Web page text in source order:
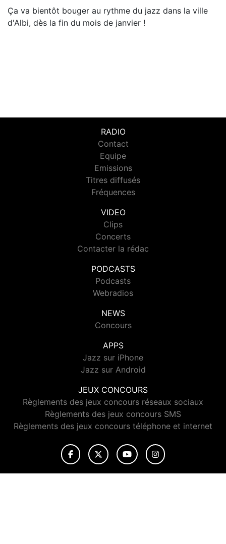
Ça va bientôt bouger au rythme du jazz dans la ville
d'Albi, dès la fin du mois de janvier !
RADIO
Contact
Equipe
Emissions
Titres diffusés
Fréquences
VIDEO
Clips
Concerts
Contacter la rédac
PODCASTS
Podcasts
Webradios
NEWS
Concours
APPS
Jazz sur iPhone
Jazz sur Android
JEUX CONCOURS
Règlements des jeux concours réseaux sociaux
Règlements des jeux concours SMS
Règlements des jeux concours téléphone et internet